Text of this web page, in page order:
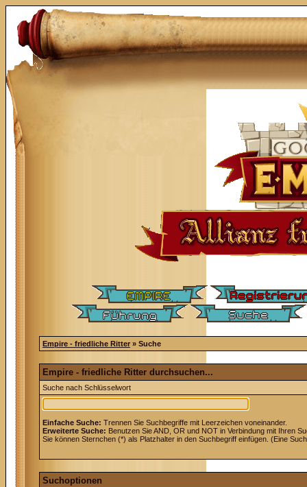
Empire - friedliche Ritter » Suche
Empire - friedliche Ritter durchsuchen...
Suche nach Schlüsselwort
Einfache Suche: Trennen Sie Suchbegriffe mit Leerzeichen voneinander.
Erweiterte Suche: Benutzen Sie AND, OR und NOT in Verbindung mit Ihren
Sie können Sternchen (*) als Platzhalter in den Suchbegriff einfügen. (Eine
Suchoptionen